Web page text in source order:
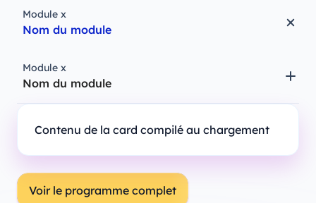
Module x
Nom du module
Module x
Nom du module
Contenu de la card compilé au chargement
Voir le programme complet